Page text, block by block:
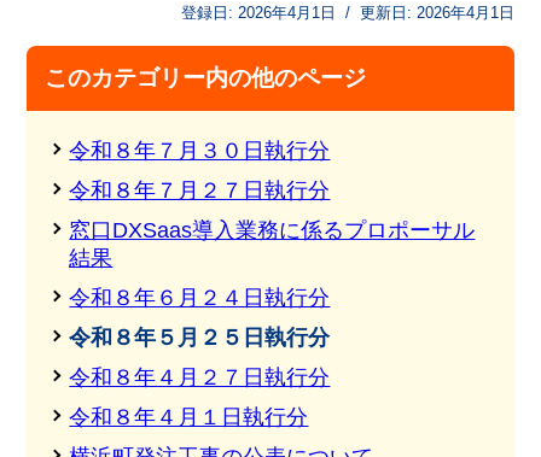
登録日: 2026年4月1日 / 更新日: 2026年4月1日
このカテゴリー内の他のページ
令和８年７月３０日執行分
令和８年７月２７日執行分
窓口DXSaas導入業務に係るプロポーサル
結果
令和８年６月２４日執行分
令和８年５月２５日執行分
令和８年４月２７日執行分
令和８年４月１日執行分